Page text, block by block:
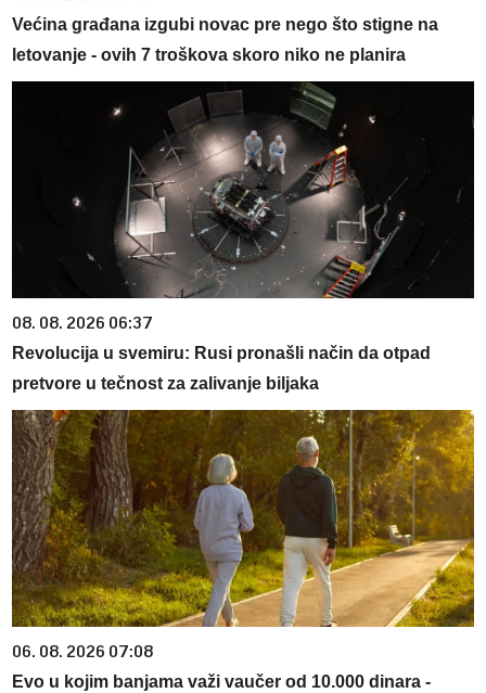
Većina građana izgubi novac pre nego što stigne na
letovanje - ovih 7 troškova skoro niko ne planira
08. 08. 2026 06:37
Revolucija u svemiru: Rusi pronašli način da otpad
pretvore u tečnost za zalivanje biljaka
06. 08. 2026 07:08
Evo u kojim banjama važi vaučer od 10.000 dinara -